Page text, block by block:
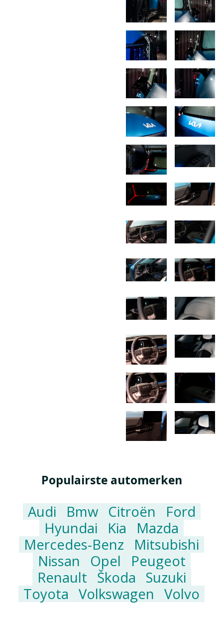
Populairste automerken
Audi Bmw Citroën
Ford
Hyundai
Kia
Mazda
Mercedes-Benz
Mitsubishi
Nissan
Opel
Peugeot
Renault Škoda
Suzuki
Toyota Volkswagen Volvo